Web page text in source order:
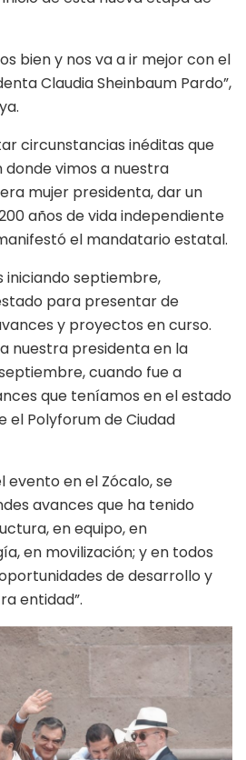
bien y nos va a ir mejor con el
Claudia Sheinbaum Pardo”,
circunstancias inéditas que
donde vimos a nuestra
mujer presidenta, dar un
años de vida independiente
el mandatario estatal.
iniciando septiembre,
para presentar de
y proyectos en curso.
nuestra presidenta en la
cuando fue a
que teníamos en el estado
el Polyforum de Ciudad
evento en el Zócalo, se
avances que ha tenido
en equipo, en
en movilización; y en todos
de desarrollo y
entidad”.